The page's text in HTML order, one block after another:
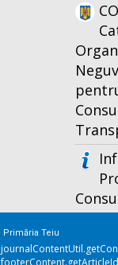
Primăria Teiu